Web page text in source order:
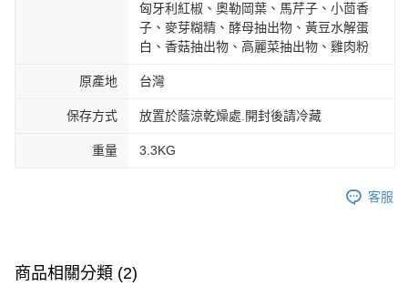
匈牙利紅椒、奧勒岡葉、馬芹子、小茴香
子、麥芽糊精、酵母抽出物、黃豆水解蛋
白、香菇抽出物、高麗菜抽出物、雞肉粉
原產地 台灣
保存方式 放置於蔭涼乾燥處.開封後請冷藏
重量 3.3KG
客服
商品相關分類 (2)